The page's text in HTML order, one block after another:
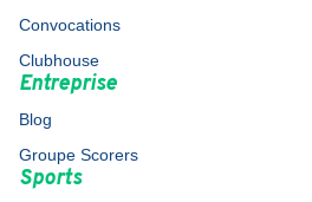
Convocations
Clubhouse
Entreprise
Blog
Groupe Scorers
Sports